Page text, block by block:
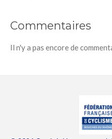
Commentaires
Il n'y a pas encore de